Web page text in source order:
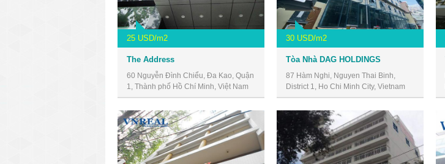
25 USD/m2
The Address
60 Nguyễn Đình Chiểu, Đa Kao, Quận
1, Thành phố Hồ Chí Minh, Việt Nam
30 USD/m2
Tòa Nhà DAG HOLDINGS
87 Hàm Nghi, Nguyen Thai Binh,
District 1, Ho Chi Minh City, Vietnam